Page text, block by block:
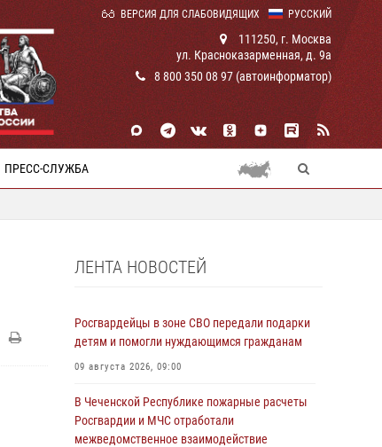
РУССКИЙ
ВЕРСИЯ ДЛЯ СЛАБОВИДЯЩИХ
111250, г. Москва
ул. Красноказарменная, д. 9а
8 800 350 08 97 (автоинформатор)
ПРЕСС-СЛУЖБА
ЛЕНТА НОВОСТЕЙ
Росгвардейцы в зоне СВО передали подарки
детям и помогли нуждающимся гражданам
09 августа 2026, 09:00
В Чеченской Республике пожарные расчеты
Росгвардии и МЧС отработали
межведомственное взаимодействие